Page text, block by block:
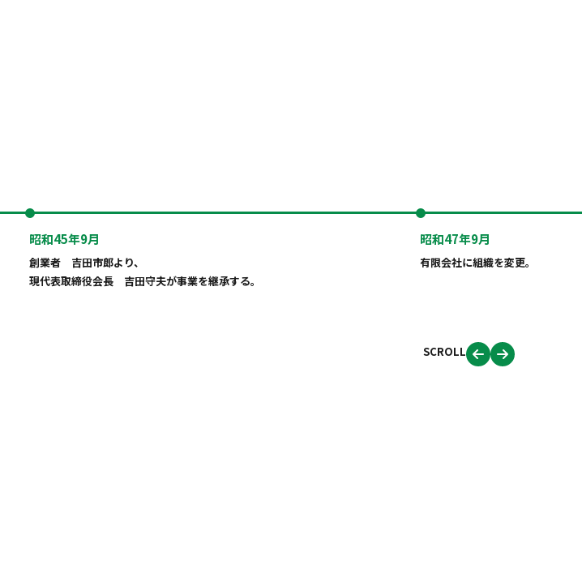
昭和45年9月
創業者 吉田市郎より、
現代表取締役会長 吉田守夫が事業を継承する。
昭和47年9月
有限会社に組織を変更。
SCROLL